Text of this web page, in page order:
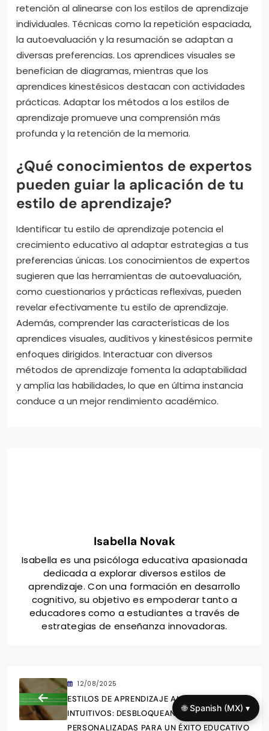
retención al alinearse con los estilos de aprendizaje
individuales. Técnicas como la repetición espaciada,
la autoevaluación y la resumación se adaptan a
diversas preferencias. Los aprendices visuales se
benefician de diagramas, mientras que los
aprendices kinestésicos destacan con actividades
prácticas. Adaptar los métodos a los estilos de
aprendizaje promueve una comprensión más
profunda y la retención de la memoria.
¿Qué conocimientos de expertos
pueden guiar la aplicación de tu
estilo de aprendizaje?
Identificar tu estilo de aprendizaje potencia el
crecimiento educativo al adaptar estrategias a tus
preferencias únicas. Los conocimientos de expertos
sugieren que las herramientas de autoevaluación,
como cuestionarios y prácticas reflexivas, pueden
revelar efectivamente tu estilo de aprendizaje.
Además, comprender las características de los
aprendices visuales, auditivos y kinestésicos permite
enfoques dirigidos. Interactuar con diversos
métodos de aprendizaje fomenta la adaptabilidad
y amplía las habilidades, lo que en última instancia
conduce a un mejor rendimiento académico.
Isabella Novak
Isabella es una psicóloga educativa apasionada
dedicada a explorar diversos estilos de
aprendizaje. Con una formación en desarrollo
cognitivo, su objetivo es empoderar tanto a
educadores como a estudiantes a través de
estrategias de enseñanza innovadoras.
12/08/2025
ESTILOS DE APRENDIZAJE ALTAMENTE
INTUITIVOS: DESBLOQUEANDO ESTRATEGIAS
PERSONALIZADAS PARA UN ÉXITO EDUCATIVO
🌐 Spanish (MX) ▾